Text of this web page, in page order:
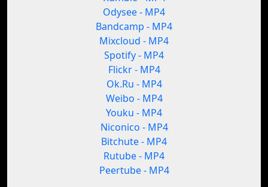
Odysee - MP4
Bandcamp - MP4
Mixcloud - MP4
Spotify - MP4
Flickr - MP4
Ok.Ru - MP4
Weibo - MP4
Youku - MP4
Niconico - MP4
Bitchute - MP4
Rutube - MP4
Peertube - MP4